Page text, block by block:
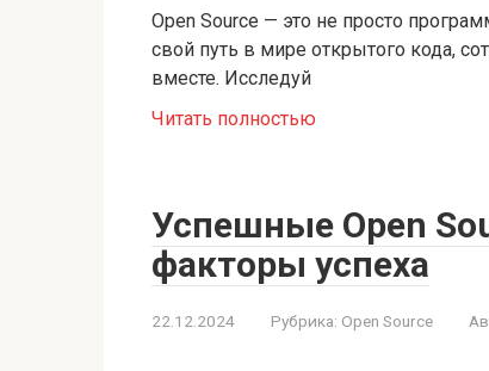
Open Source — это не просто
свой путь в мире открытого кода,
вместе. Исследуй
Читать полностью
Успешные Open
факторы успеха
22.12.2024 Рубрика: Open Source